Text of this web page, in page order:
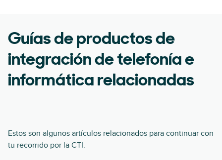
Guías de productos de
integración de telefonía e
informática relacionadas
Estos son algunos artículos relacionados para continuar con
tu recorrido por la CTI.